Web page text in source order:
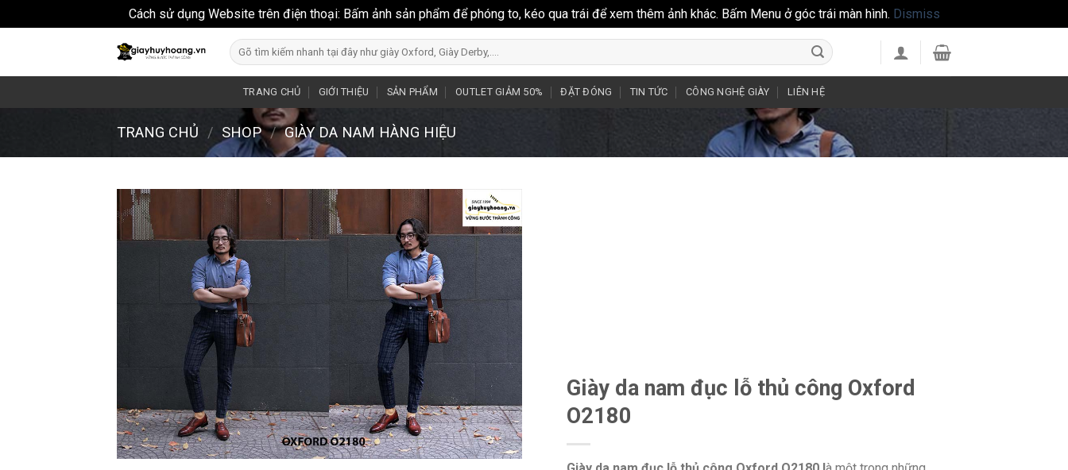
Cách sử dụng Website trên điện thoại: Bấm ảnh sản phẩm để phóng to, kéo qua trái để xem thêm ảnh khác. Bấm Menu ở góc trái màn hình. Dismiss
content
Search
for:
TRANG CHỦ GIỚI THIỆU SẢN PHẨM OUTLET GIẢM 50% ĐẶT ĐÓNG TIN TỨC CÔNG NGHỆ GIÀY LIÊN HỆ
TRANG CHỦ / SHOP / GIÀY DA NAM HÀNG HIỆU
Giày da nam đục lỗ thủ công Oxford
O2180